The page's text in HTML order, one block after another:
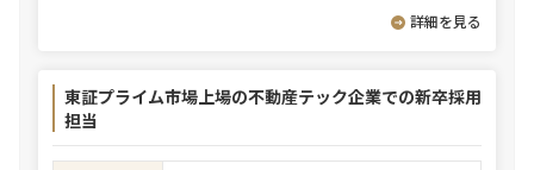
詳細を見る
東証プライム市場上場の不動産テック企業での新卒採用
担当